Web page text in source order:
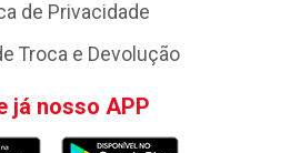
de Privacidade
Troca e Devolução
já nosso APP